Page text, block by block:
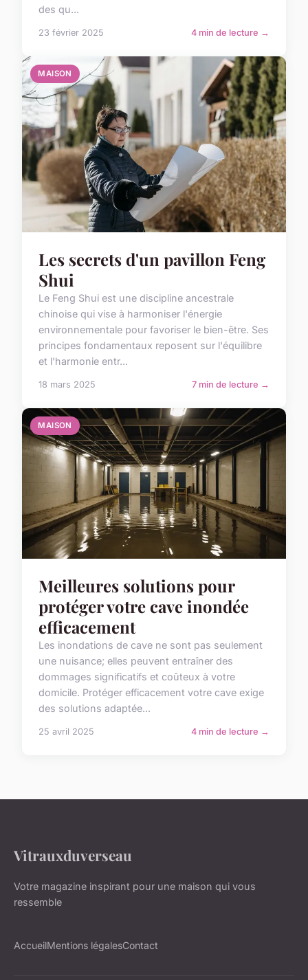
des qu...
23 février 2025 4 min de lecture →
MAISON
Les secrets d'un pavillon Feng
Shui
Le Feng Shui est une discipline ancestrale
chinoise qui vise à harmoniser l'énergie
environnementale pour favoriser le bien-être. Ses
principes fondamentaux reposent sur l'équilibre
et l'harmonie entr...
18 mars 2025 7 min de lecture →
MAISON
Meilleures solutions pour
protéger votre cave inondée
efficacement
Les inondations de cave ne sont pas seulement
une nuisance; elles peuvent entraîner des
dommages significatifs et coûteux à votre
domicile. Protéger efficacement votre cave exige
des solutions adaptée...
25 avril 2025 4 min de lecture →
Vitrauxduverseau
Votre magazine inspirant pour une maison qui vous
ressemble
AccueilMentions légalesContact